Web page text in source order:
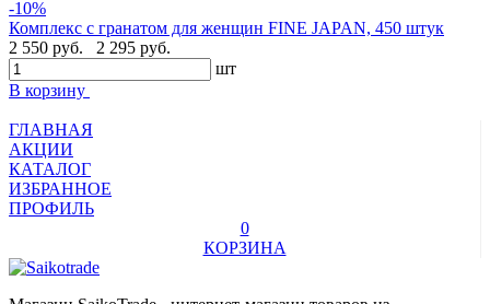
-10%
Комплекс с гранатом для женщин FINE JAPAN, 450 штук
2 550 руб.
2 295 руб.
шт
В корзину
ГЛАВНАЯ
АКЦИИ
КАТАЛОГ
ИЗБРАННОЕ
ПРОФИЛЬ
0
КОРЗИНА